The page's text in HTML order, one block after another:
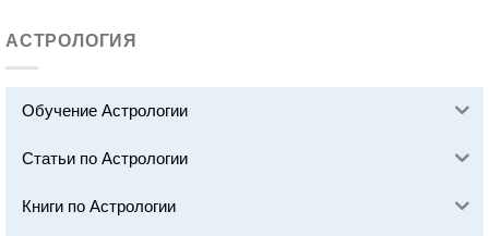
АСТРОЛОГИЯ
Обучение Астрологии
Статьи по Астрологии
Книги по Астрологии